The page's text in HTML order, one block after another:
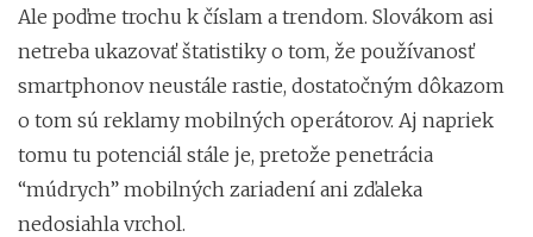
Ale poďme trochu k číslam a trendom. Slovákom asi
netreba ukazovať štatistiky o tom, že používanosť
smartphonov neustále rastie, dostatočným dôkazom
o tom sú reklamy mobilných operátorov. Aj napriek
tomu tu potenciál stále je, pretože penetrácia
“múdrych” mobilných zariadení ani zďaleka
nedosiahla vrchol.